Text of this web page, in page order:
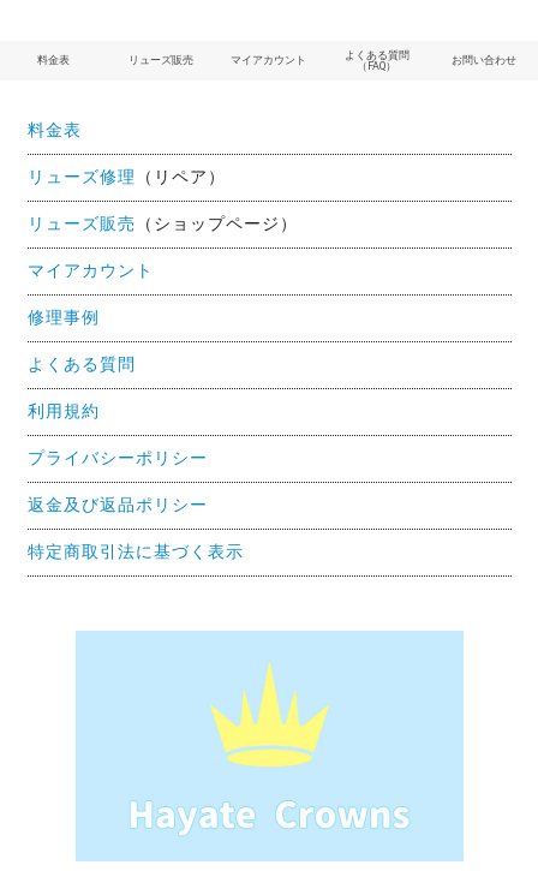
料金表 リューズ販売 マイアカウント
よくある質問
（FAQ）
お問い合わせ
料金表
リューズ修理 （リペア）
リューズ販売 （ショップページ）
マイアカウント
修理事例
よくある質問
利用規約
プライバシーポリシー
返金及び返品ポリシー
特定商取引法に基づく表示